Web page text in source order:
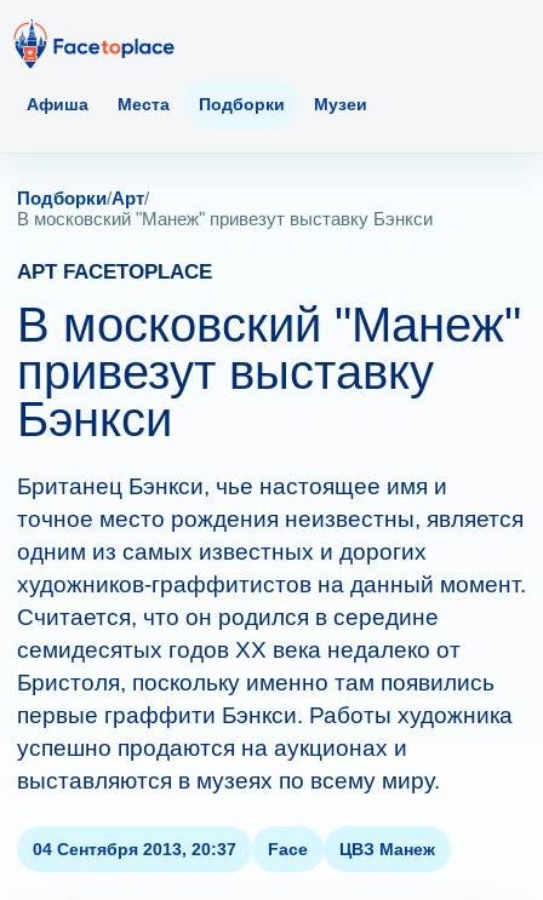
Афиша Места Подборки Музеи
Подборки/Арт/
В московский "Манеж" привезут выставку Бэнкси
АРТ FACETOPLACE
В московский "Манеж"
привезут выставку
Бэнкси
Британец Бэнкси, чье настоящее имя и
точное место рождения неизвестны, является
одним из самых известных и дорогих
художников-граффитистов на данный момент.
Считается, что он родился в середине
семидесятых годов XX века недалеко от
Бристоля, поскольку именно там появились
первые граффити Бэнкси. Работы художника
успешно продаются на аукционах и
выставляются в музеях по всему миру.
04 Сентября 2013, 20:37 Face ЦВЗ Манеж